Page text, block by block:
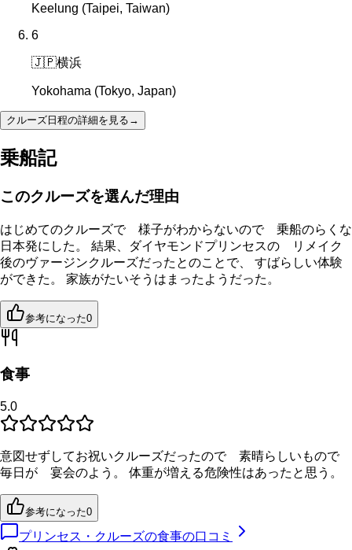
Keelung (Taipei, Taiwan)
6
🇯🇵横浜
Yokohama (Tokyo, Japan)
クルーズ日程の詳細を見る →
乗船記
このクルーズを選んだ理由
はじめてのクルーズで 様子がわからないので 乗船のらくな
日本発にした。 結果、ダイヤモンドプリンセスの リメイク
後のヴァージンクルーズだったとのことで、 すばらしい体験
ができた。 家族がたいそうはまったようだった。
参考になった0
食事
5.0
意図せずしてお祝いクルーズだったので 素晴らしいもので
毎日が 宴会のよう。 体重が増える危険性はあったと思う。
参考になった0
プリンセス・クルーズの食事の口コミ